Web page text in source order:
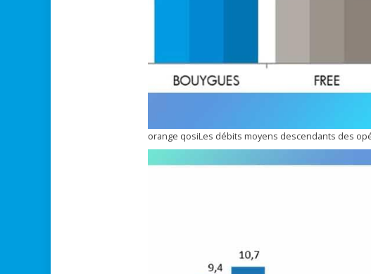
orange qosiLes débits moyens descendants des